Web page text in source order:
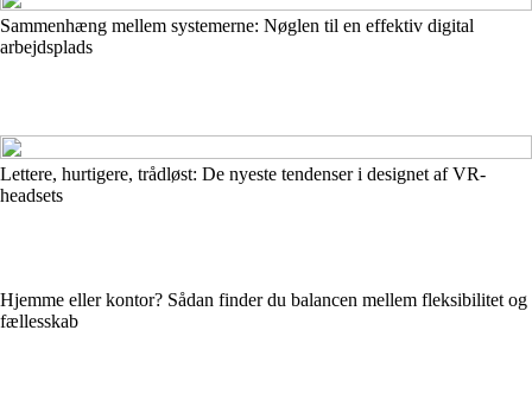
Sammenhæng mellem systemerne: Nøglen til en effektiv digital
arbejdsplads
Lettere, hurtigere, trådløst: De nyeste tendenser i designet af VR-
headsets
Hjemme eller kontor? Sådan finder du balancen mellem fleksibilitet og
fællesskab